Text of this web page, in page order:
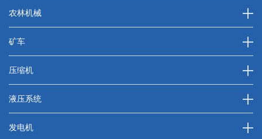
农林机械
矿车
压缩机
液压系统
发电机